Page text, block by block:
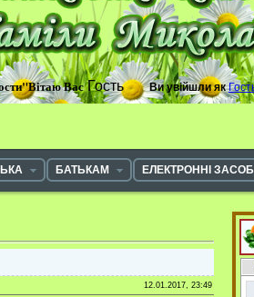
ВасГость Ви увійшли як
БАТЬКАМ ЕЛЕКТРОННІ
12.01.2017, 23:49